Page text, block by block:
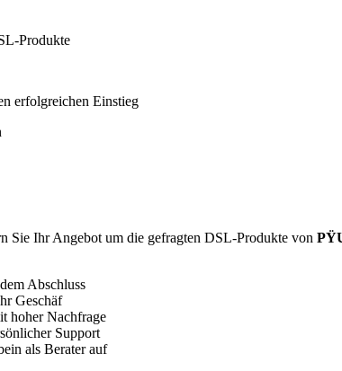
Produkte
erfolgreichen Einstieg
Sie Ihr Angebot um die gefragten DSL-Produkte von
Abschluss
Geschäf
hoher Nachfrage
Support
als Berater auf